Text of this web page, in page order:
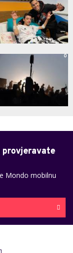
0
provjeravate
Mondo mobilnu